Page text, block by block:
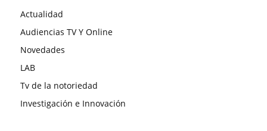
Actualidad
Audiencias TV Y Online
Novedades
LAB
Tv de la notoriedad
Investigación e Innovación